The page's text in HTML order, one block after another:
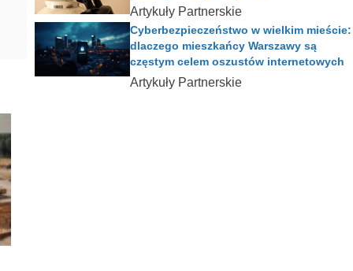
Artykuły Partnerskie
Artykuły Partnerskie
Cyberbezpieczeństwo w wielkim mieście:
dlaczego mieszkańcy Warszawy są
częstym celem oszustów internetowych